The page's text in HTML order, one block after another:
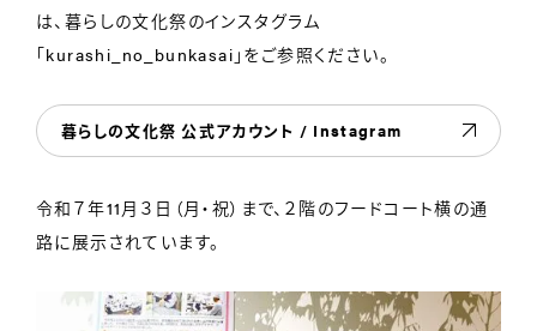
は、暮らしの文化祭のインスタグラム
「kurashi_no_bunkasai」をご参照ください。
暮らしの文化祭 公式アカウント / Instagram
令和７年11月３日（月・祝）まで、２階のフードコート横の通
路に展示されています。